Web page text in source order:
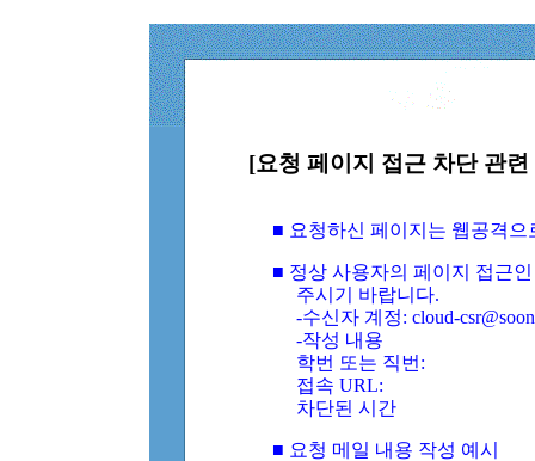
[요청 페이지 접근 차단 관
■ 요청하신 페이지는 웹공격
■ 정상 사용자의 페이지 접근
주시기 바랍니다.
-수신자 계정: cloud-
-작성 내용
학번 또는 직번:
접속 URL:
차단된 시간
■ 요청 메일 내용 작성 예시